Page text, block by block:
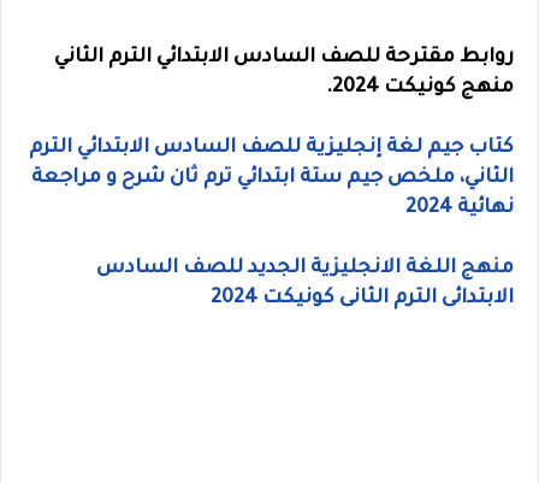
روابط مقترحة للصف السادس الابتدائي الترم الثاني
منهج كونيكت 2024.
كتاب جيم لغة إنجليزية للصف السادس الابتدائي الترم
الثاني، ملخص جيم ستة ابتدائي ترم ثان شرح و مراجعة
نهائية 2024
منهج اللغة الانجليزية الجديد للصف السادس
الابتدائى الترم الثانى كونيكت 2024